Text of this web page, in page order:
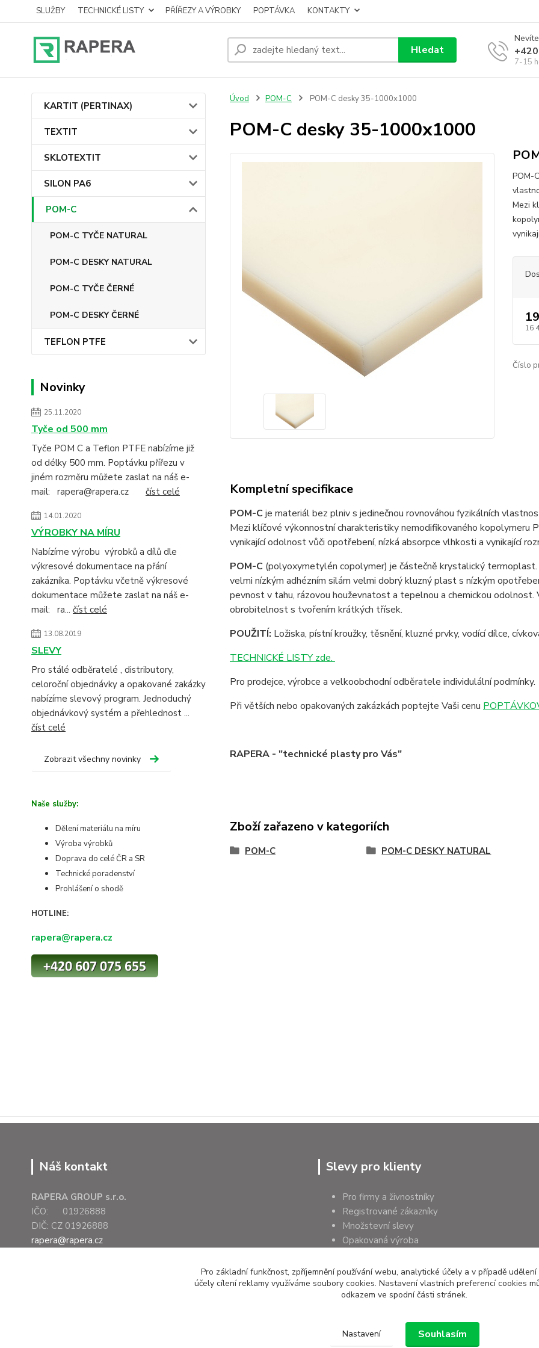
SLUŽBY TECHNICKÉ LISTY PŘÍŘEZY A VÝROBKY POPTÁVKA KONTAKTY
Hledat
7-15
KARTIT (PERTINAX)
TEXTIT
SKLOTEXTIT
SILON PA6
POM-C
POM-C TYČE NATURAL
POM-C DESKY NATURAL
POM-C TYČE ČERNÉ
POM-C DESKY ČERNÉ
TEFLON PTFE
Novinky
25.11.2020
Tyče od 500 mm
Tyče POM C a Teflon PTFE nabízíme již
od délky 500 mm. Poptávku přířezu v
jiném rozměru můžete zaslat na náš e-
mail: rapera@rapera.cz číst celé
14.01.2020
VÝROBKY NA MÍRU
Nabízíme výrobu výrobků a dílů dle
výkresové dokumentace na přání
zakázníka. Poptávku včetně výkresové
dokumentace můžete zaslat na náš e-
mail: ra... číst celé
13.08.2019
SLEVY
Pro stálé odběratelé , distributory,
celoroční objednávky a opakované zakázky
nabízíme slevový program. Jednoduchý
objednávkový systém a přehlednost ...
číst celé
Zobrazit všechny novinky
Naše služby:
Dělení materiálu na míru
Výroba výrobků
Doprava do celé ČR a SR
Technické poradenství
Prohlášení o shodě
HOTLINE:
rapera@rapera.cz
Úvod POM-C POM-C desky 35-1000x1000
POM-C desky 35-1000x1000
POM-
Mezi
16
Číslo
Kompletní specifikace
POM-C je materiál bez plniv s jedinečnou rovnováhou fyzikálních
Mezi klíčové výkonnostní charakteristiky nemodifikovaného kopolymeru
vynikající odolnost vůči opotřebení, nízká absorpce vlhkosti a vynikající
POM-C (polyoxymetylén copolymer) je částečně krystalický
velmi nízkým adhézním silám velmi dobrý kluzný plast s nízkým
pevnost v tahu, rázovou houževnatost a tepelnou a chemickou
obrobitelnost s tvořením krátkých třísek.
POUŽITÍ: Ložiska, pístní kroužky, těsnění, kluzné prvky, vodící dílce,
TECHNICKÉ LISTY zde.
Pro prodejce, výrobce a velkoobchodní odběratele individulální podmínky.
Při větších nebo opakovaných zakázkách poptejte Vaši cenu
RAPERA - "technické plasty pro Vás"
Zboží zařazeno v kategoriích
POM-C POM-C DESKY NATURAL
Náš kontakt
RAPERA GROUP s.r.o.
IČO: 01926888
DIČ: CZ 01926888
rapera@rapera.cz
Slevy pro klienty
Pro firmy a živnostníky
Registrované zákazníky
Množstevní slevy
Opakovaná výroba
Pro základní funkčnost, zpříjemnění používání webu, analytické účely a v případě
účely cílení reklamy využíváme soubory cookies. Nastavení vlastních preferencí cookies
odkazem ve spodní části stránek.
Nastavení Souhlasím